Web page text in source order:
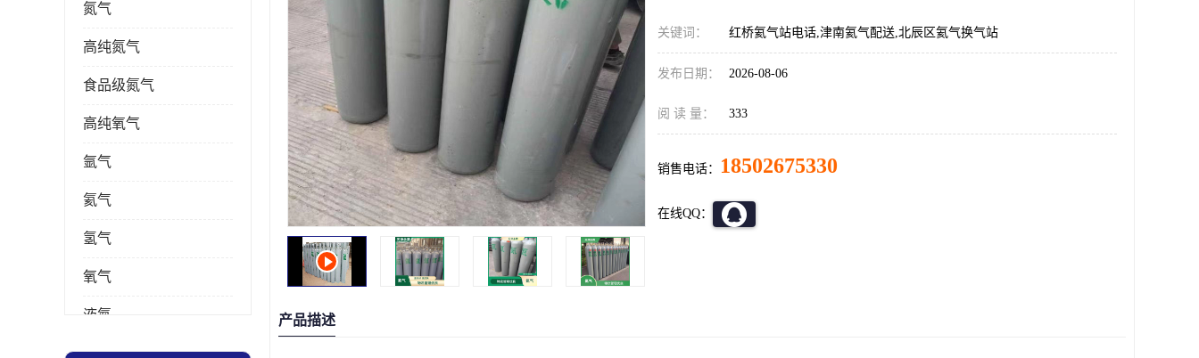
氮气
高纯氮气
食品级氮气
高纯氧气
氩气
氦气
氢气
氧气
液氮
乙炔
关键词： 红桥氦气站电话,津南氦气配送,北辰区氦气换气站
发布日期： 2026-08-06
阅 读 量： 333
销售电话： 18502675330
在线QQ：
产品描述